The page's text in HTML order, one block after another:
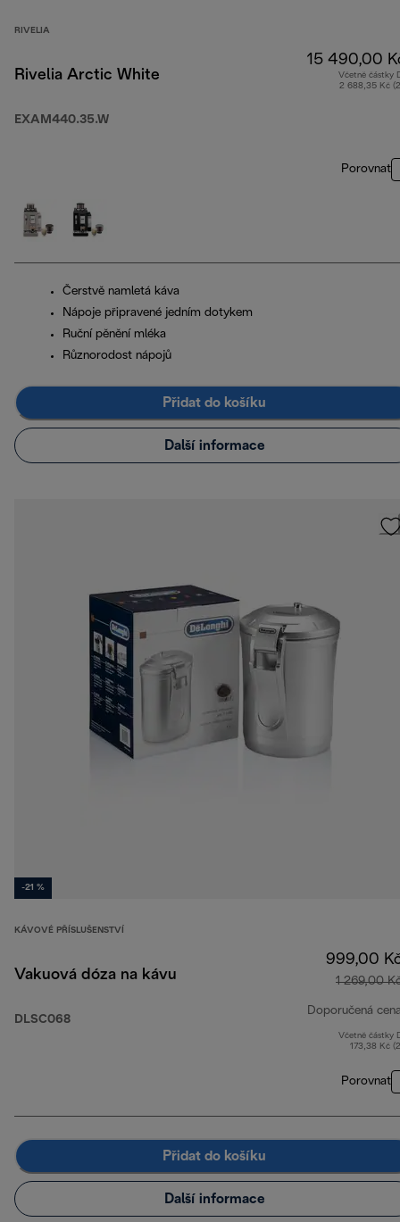
RIVELIA
Rivelia Arctic White
EXAM440.35.W
15 490,00
Včetně částky
2 688,35 Kč
Porovnat
Čerstvě namletá káva
Nápoje připravené jedním dotykem
Ruční pěnění mléka
Různorodost nápojů
Přidat do košíku
Další informace
-21 %
KÁVOVÉ PŘÍSLUŠENSTVÍ
Vakuová dóza na kávu
DLSC068
999,00
1 269,00
Doporučená
Včetně částky
173,38 Kč
Porovnat
Přidat do košíku
Další informace